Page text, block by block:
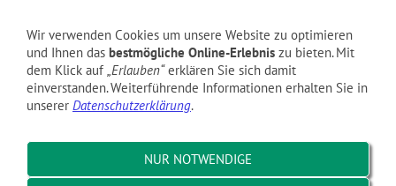
Navigation einblenden
TVA Team & Ansprechpartner
Wir verwenden Cookies um unsere Website zu optimieren
und Ihnen das bestmögliche Online-Erlebnis zu bieten. Mit
dem Klick auf „Erlauben“erklären Sie sich damit
einverstanden. Weiterführende Informationen erhalten Sie in
unserer Datenschutzerklärung.
NUR NOTWENDIGE